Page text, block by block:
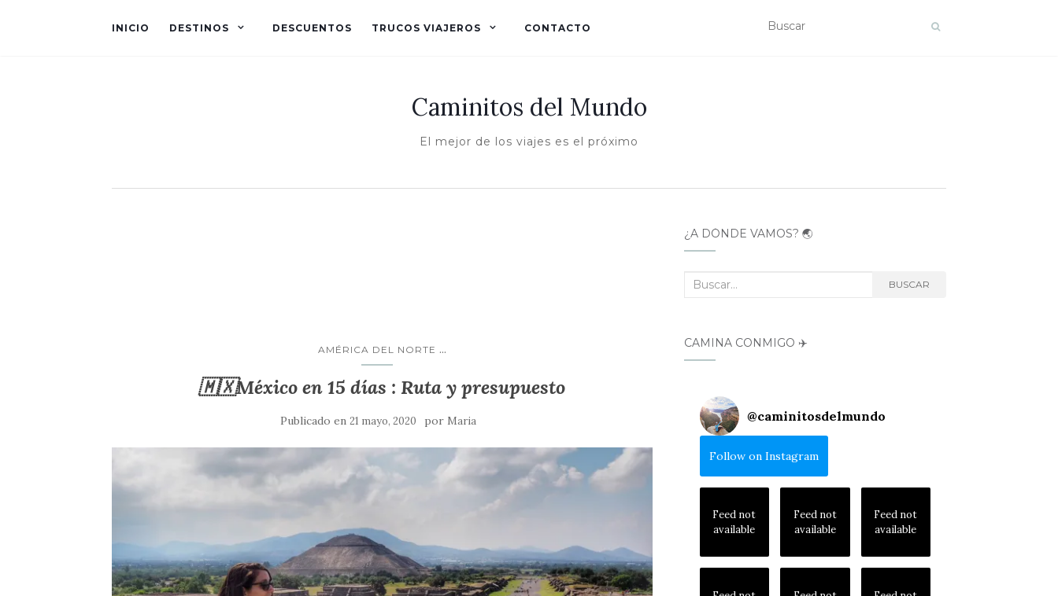
INICIO DESTINOS DESCUENTOS TRUCOS VIAJEROS CONTACTO
Caminitos del Mundo
El mejor de los viajes es el próximo
AMÉRICA DEL NORTE ...
🇲🇽México en 15 días : Ruta y presupuesto
Publicado en 21 mayo, 2020 por Maria
¿A DÓNDE VAMOS? 🌏
Buscar: BUSCAR
CAMINA CONMIGO ✈️
@caminitosdelmundo
Follow on Instagram
Feed not
available
Feed not
available
Feed not
available